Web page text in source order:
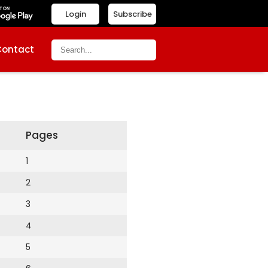
Subscribe
Login
Pages
1
2
3
4
5